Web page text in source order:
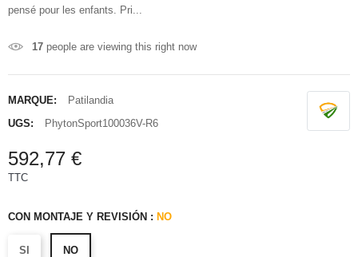
pensé pour les enfants. Pri...
17 people are viewing this right now
MARQUE:
Patilandia
UGS:
PhytonSport100036V-R6
592,77 €
TTC
CON MONTAJE Y REVISIÓN : NO
SI NO